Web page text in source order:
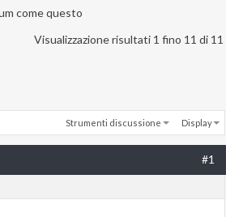
come questo
Visualizzazione risultati 1 fino 11 di 11
Strumenti discussione Display
#1